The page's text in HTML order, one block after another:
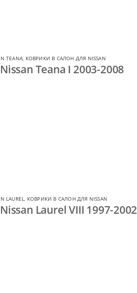
TEANA, КОВРИКИ В САЛОН ДЛЯ NISSAN
Teana I 2003-2008
LAUREL, КОВРИКИ В САЛОН ДЛЯ NISSAN
Laurel VIII 1997-2002